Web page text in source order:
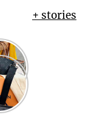
+ stories